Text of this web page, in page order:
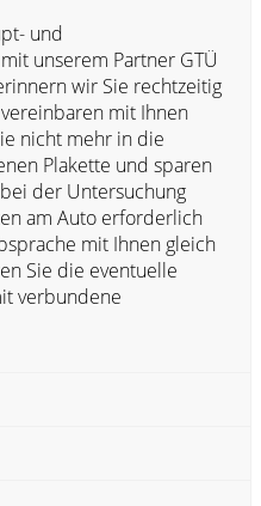
und
unserem Partner GTÜ
wir Sie rechtzeitig
mit Ihnen
nicht mehr in die
Plakette und sparen
der Untersuchung
am Auto erforderlich
mit Ihnen gleich
Sie die eventuelle
verbundene